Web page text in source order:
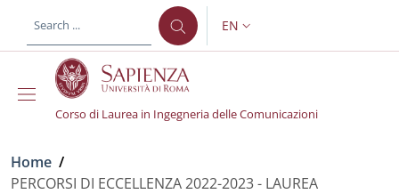
LANGUAGE SWITCHER:
EN
Corso di Laurea in Ingegneria delle Comunicazioni
Breadcrumb
Home /
PERCORSI DI ECCELLENZA 2022-2023 - LAUREA